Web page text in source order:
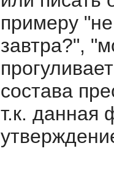
примеру
завтра?",
состава
т.к. данная